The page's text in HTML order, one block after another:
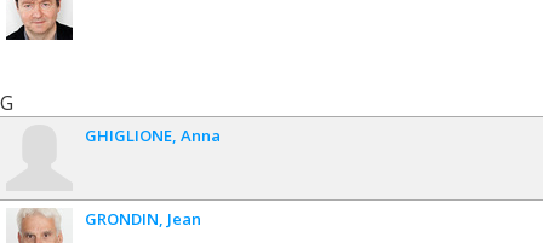
G
GHIGLIONE Anna
GRONDIN Jean